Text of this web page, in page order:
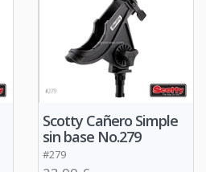
Scotty Cañero Simple
sin base No.279
#279